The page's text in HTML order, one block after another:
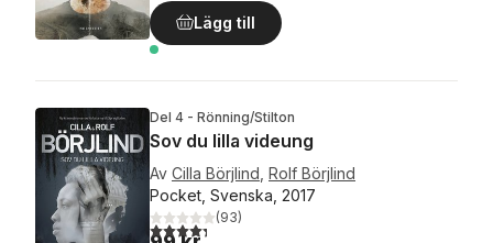
Lägg till
Del 4 - Rönning/Stilton
Sov du lilla videung
Av Cilla Börjlind Rolf Börjlind
Pocket, Svenska, 2017
4,3utav 5 stjärnor. Totalt antal röster:
(93)